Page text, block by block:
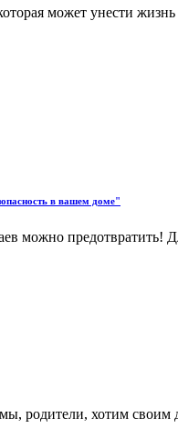
может унести
в вашем доме"
можно предотвратить!
родители, хотим своим